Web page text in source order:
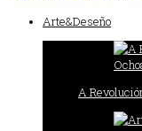
Arte&Deseño
A